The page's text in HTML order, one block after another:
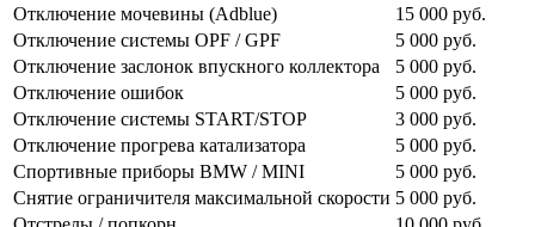
Отключение мочевины (Adblue)
15 000 руб.
Отключение системы OPF / GPF
5 000 руб.
Отключение заслонок впускного коллектора
5 000 руб.
Отключение ошибок
5 000 руб.
Отключение системы START/STOP
3 000 руб.
Отключение прогрева катализатора
5 000 руб.
Спортивные приборы BMW / MINI
5 000 руб.
Снятие ограничителя максимальной скорости 5 000 руб.